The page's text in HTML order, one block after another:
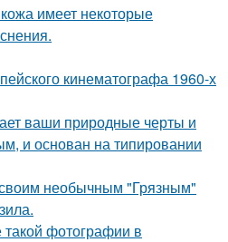
имеет некоторые
кинематографа 1960-х
ваши природные черты и
и основан на типировании
необычным "Грязным"
фотографии в